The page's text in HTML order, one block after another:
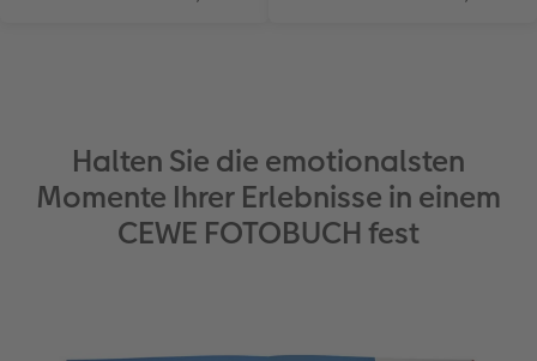
Halten Sie die emotionalsten
Momente Ihrer Erlebnisse in einem
CEWE FOTOBUCH fest